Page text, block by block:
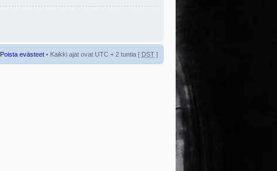
Poista evästeet • Kaikki ajat ovat UTC + 2 tuntia [ DST ]